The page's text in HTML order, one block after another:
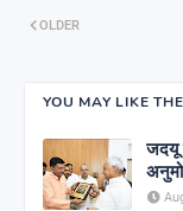
OLDER
YOU MAY LIKE
जदयू